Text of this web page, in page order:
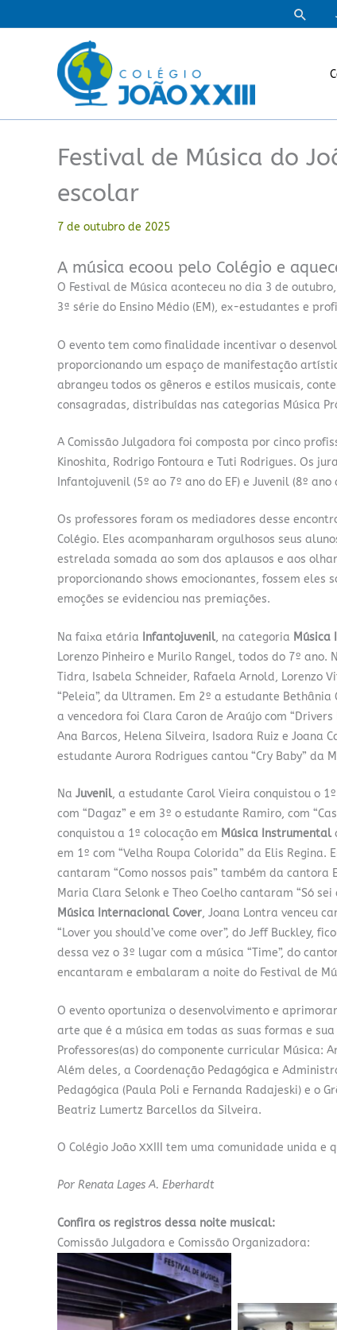
para
Festival de Música do
escolar
7 de outubro de 2025
A música ecoou pelo Colégio e
O Festival de Música aconteceu no dia 3 de
3ª série do Ensino Médio (EM), ex-estudantes e
O evento tem como finalidade incentivar o
proporcionando um espaço de manifestação
abrangeu todos os gêneros e estilos musicais,
consagradas, distribuídas nas categorias Música
A Comissão Julgadora foi composta por cinco
Kinoshita, Rodrigo Fontoura e Tuti Rodrigues. Os
Infantojuvenil (5º ao 7º ano do EF) e Juvenil (8º
Os professores foram os mediadores desse
Colégio. Eles acompanharam orgulhosos seus
estrelada somada ao som dos aplausos e aos
proporcionando shows emocionantes, fossem eles
emoções se evidenciou nas premiações.
Na faixa etária Infantojuvenil, na categoria Música
Lorenzo Pinheiro e Murilo Rangel, todos do 7º ano.
Tidra, Isabela Schneider, Rafaela Arnold, Lorenzo
“Peleia”, da Ultramen. Em 2º a estudante
a vencedora foi Clara Caron de Araújo com
Ana Barcos, Helena Silveira, Isadora Ruiz e Joana
estudante Aurora Rodrigues cantou “Cry Baby” da
Na Juvenil, a estudante Carol Vieira conquistou o
com “Dagaz” e em 3º o estudante Ramiro, com
conquistou a 1ª colocação em Música Instrumental
em 1º com “Velha Roupa Colorida” da Elis Regina.
cantaram “Como nossos pais” também da cantora
Maria Clara Selonk e Theo Coelho cantaram “Só
Música Internacional Cover, Joana Lontra venceu
“Lover you should’ve come over”, do Jeff Buckley,
dessa vez o 3º lugar com a música “Time”, do
encantaram e embalaram a noite do Festival de
O evento oportuniza o desenvolvimento e
arte que é a música em todas as suas formas e
Professores(as) do componente curricular Música:
Além deles, a Coordenação Pedagógica e
Pedagógica (Paula Poli e Fernanda Radajeski) e o
Beatriz Lumertz Barcellos da Silveira.
O Colégio João XXIII tem uma comunidade unida
Por Renata Lages A. Eberhardt
Confira os registros dessa noite musical:
Comissão Julgadora e Comissão Organizadora: